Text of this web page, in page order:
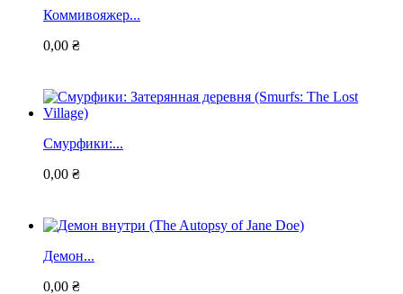
Коммивояжер...
0,00 ₴
Смурфики:...
0,00 ₴
Демон...
0,00 ₴